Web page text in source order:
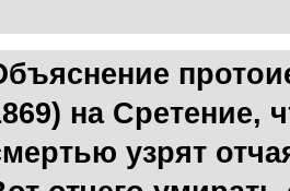
на Сретение,
узрят